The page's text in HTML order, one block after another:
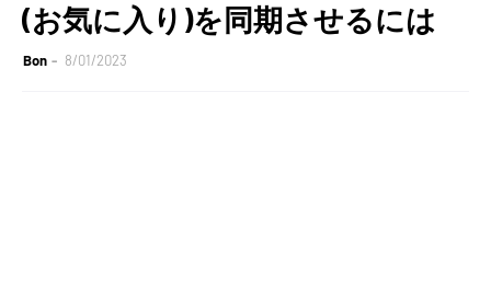
(お気に入り)を同期させるには
Bon 8/01/2023